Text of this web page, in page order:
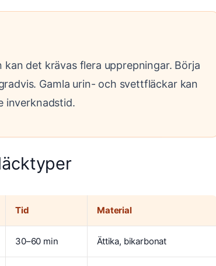
det krävas flera upprepningar. Börja
Gamla urin- och svettfläckar kan
inverknadstid.
Tid Material
30–60 min Ättika, bikarbonat